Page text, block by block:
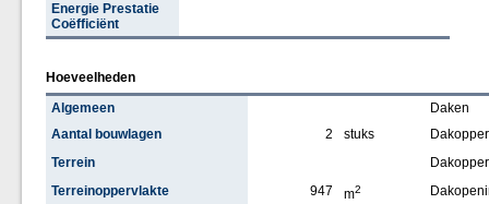
Energie Prestatie
Coëfficiënt
Hoeveelheden
Algemeen
Daken
Aantal bouwlagen
2 stuks
Terrein
Terreinoppervlakte
947 m2